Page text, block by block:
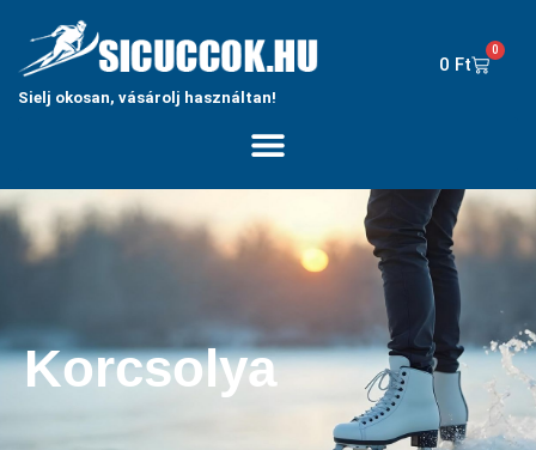
Sielj okosan, vásárolj használtan!
0 Ft
0
Korcsolya